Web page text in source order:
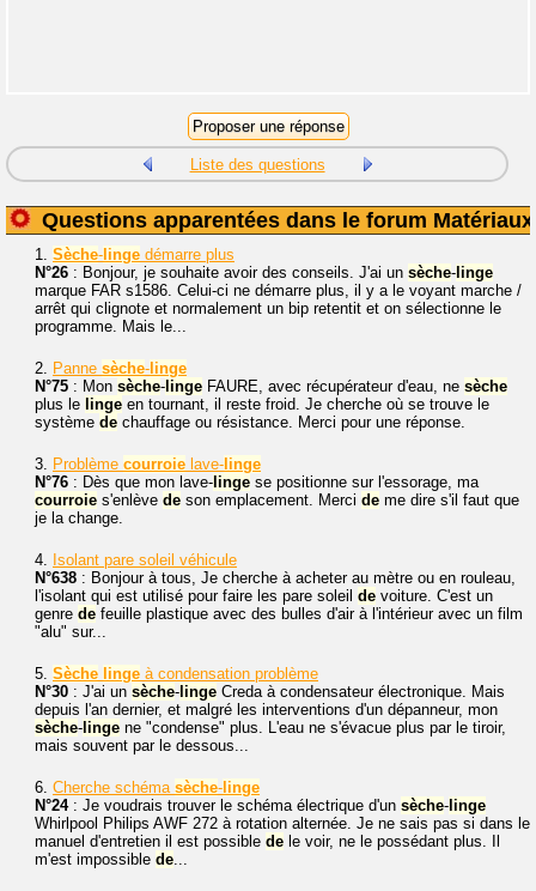
Liste des questions
Questions apparentées dans le forum Matériaux
1. Sèche- linge démarre plus
N°26 : Bonjour, je souhaite avoir des conseils. J'ai un sèche- linge
marque FAR s1586. Celui-ci ne démarre plus, il y a le voyant marche /
arrêt qui clignote et normalement un bip retentit et on sélectionne le
programme. Mais le...
2. Panne sèche- linge
N°75 : Mon sèche- linge FAURE, avec récupérateur d'eau, ne sèche
plus le linge en tournant, il reste froid. Je cherche où se trouve le
système de chauffage ou résistance. Merci pour une réponse.
3. Problème courroie lave- linge
N°76 : Dès que mon lave- linge se positionne sur l'essorage, ma
courroie s'enlève de son emplacement. Merci de me dire s'il faut que
je la change.
4. Isolant pare soleil véhicule
N°638 : Bonjour à tous, Je cherche à acheter au mètre ou en rouleau,
l'isolant qui est utilisé pour faire les pare soleil de voiture. C'est un
genre de feuille plastique avec des bulles d'air à l'intérieur avec un film
"alu" sur...
5. Sèche linge à condensation problème
N°30 : J'ai un sèche- linge Creda à condensateur électronique. Mais
depuis l'an dernier, et malgré les interventions d'un dépanneur, mon
sèche- linge ne "condense" plus. L'eau ne s'évacue plus par le tiroir,
mais souvent par le dessous...
6. Cherche schéma sèche- linge
N°24: Je voudrais trouver le schéma électrique d'un sèche- linge
Whirlpool Philips AWF 272 à rotation alternée. Je ne sais pas si dans le
manuel d'entretien il est possible de le voir, ne le possédant plus. Il
m'est impossible de...